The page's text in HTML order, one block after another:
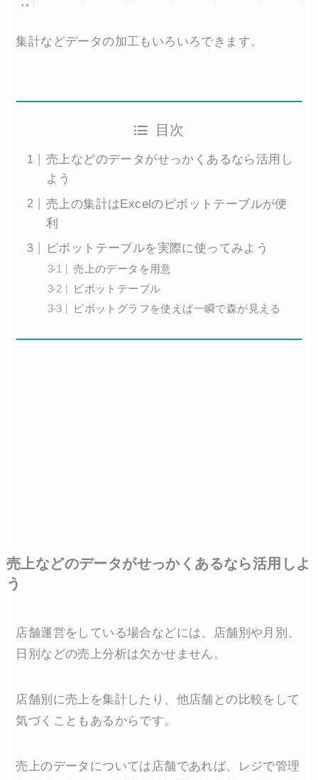
集計などデータの加工もいろいろできます。
目次
売上などのデータがせっかくあるなら活用し
よう
売上の集計はExcelのピボットテーブルが便
利
ピボットテーブルを実際に使ってみよう
売上のデータを用意
ピボットテーブル
ピボットグラフを使えば一瞬で森が見える
売上などのデータがせっかくあるなら活用しよ
う
店舗運営をしている場合などには、店舗別や月別、
日別などの売上分析は欠かせません。
店舗別に売上を集計したり、他店舗との比較をして
気づくこともあるからです。
売上のデータについては店舗であれば、レジで管理